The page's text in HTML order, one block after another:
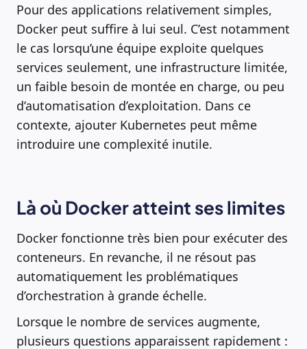
Pour des applications relativement simples,
Docker peut suffire à lui seul. C’est notamment
le cas lorsqu’une équipe exploite quelques
services seulement, une infrastructure limitée,
un faible besoin de montée en charge, ou peu
d’automatisation d’exploitation. Dans ce
contexte, ajouter Kubernetes peut même
introduire une complexité inutile.
Là où Docker atteint ses limites
Docker fonctionne très bien pour exécuter des
conteneurs. En revanche, il ne résout pas
automatiquement les problématiques
d’orchestration à grande échelle.
Lorsque le nombre de services augmente,
plusieurs questions apparaissent rapidement :